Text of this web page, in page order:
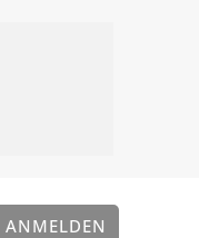
ANMELDEN